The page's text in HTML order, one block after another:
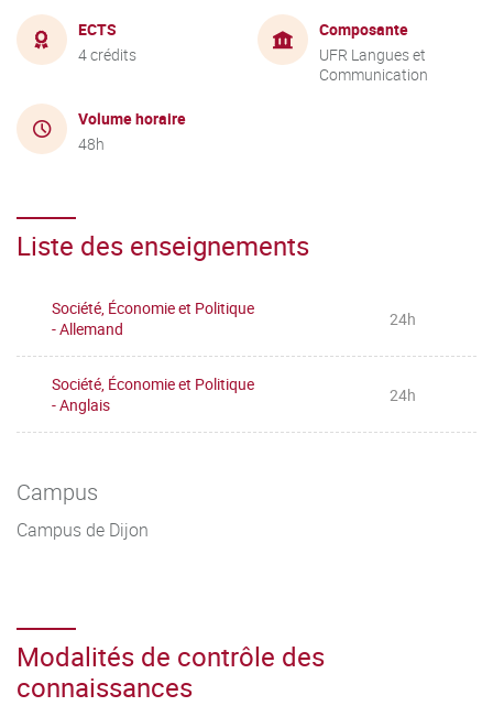
ECTS
4 crédits
Composante
UFR Langues et
Communication
Volume horaire
48h
Liste des enseignements
Société, Économie et Politique
- Allemand
24h
Société, Économie et Politique
- Anglais
24h
Campus
Campus de Dijon
Modalités de contrôle des
connaissances